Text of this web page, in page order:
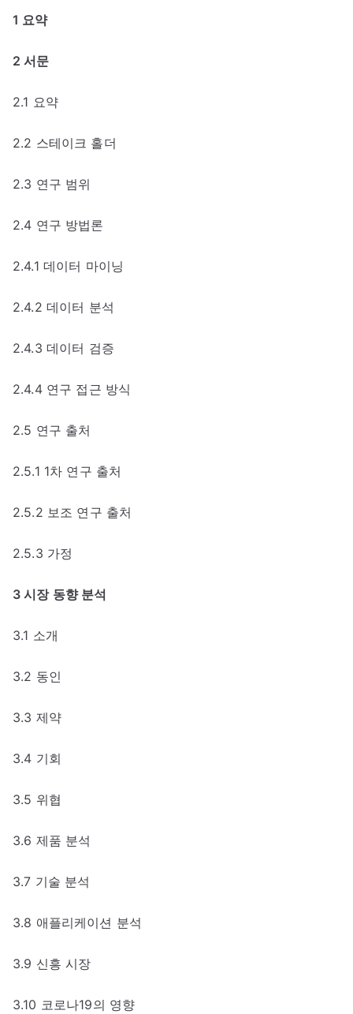
1 요약
2 서문
2.1 요약
2.2 스테이크 홀더
2.3 연구 범위
2.4 연구 방법론
2.4.1 데이터 마이닝
2.4.2 데이터 분석
2.4.3 데이터 검증
2.4.4 연구 접근 방식
2.5 연구 출처
2.5.1 1차 연구 출처
2.5.2 보조 연구 출처
2.5.3 가정
3 시장 동향 분석
3.1 소개
3.2 동인
3.3 제약
3.4 기회
3.5 위협
3.6 제품 분석
3.7 기술 분석
3.8 애플리케이션 분석
3.9 신흥 시장
3.10 코로나19의 영향